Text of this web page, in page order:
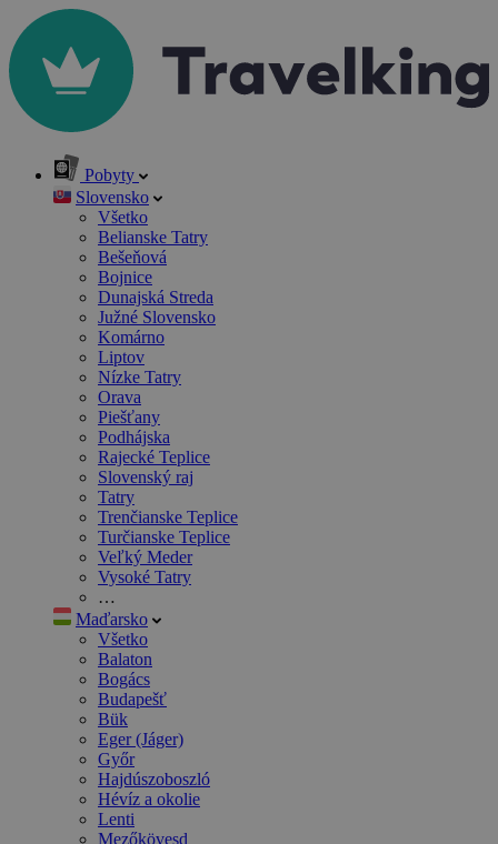
Pobyty
Slovensko
Všetko
Belianske Tatry
Bešeňová
Bojnice
Dunajská Streda
Južné Slovensko
Komárno
Liptov
Nízke Tatry
Orava
Piešťany
Podhájska
Rajecké Teplice
Slovenský raj
Tatry
Trenčianske Teplice
Turčianske Teplice
Veľký Meder
Vysoké Tatry
…
Maďarsko
Všetko
Balaton
Bogács
Budapešť
Bük
Eger (Jáger)
Győr
Hajdúszoboszló
Hévíz a okolie
Lenti
Mezőkövesd